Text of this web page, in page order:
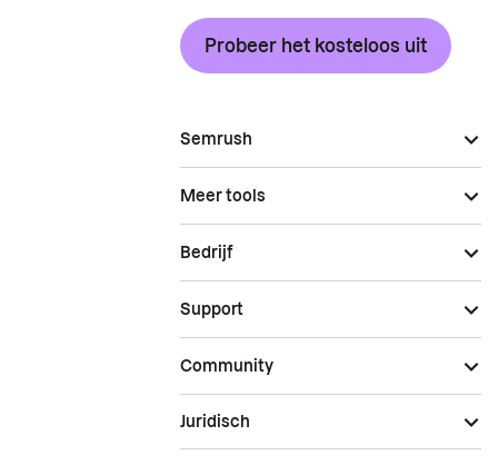
Probeer het kosteloos uit
Semrush
Meer tools
Bedrijf
Support
Community
Juridisch